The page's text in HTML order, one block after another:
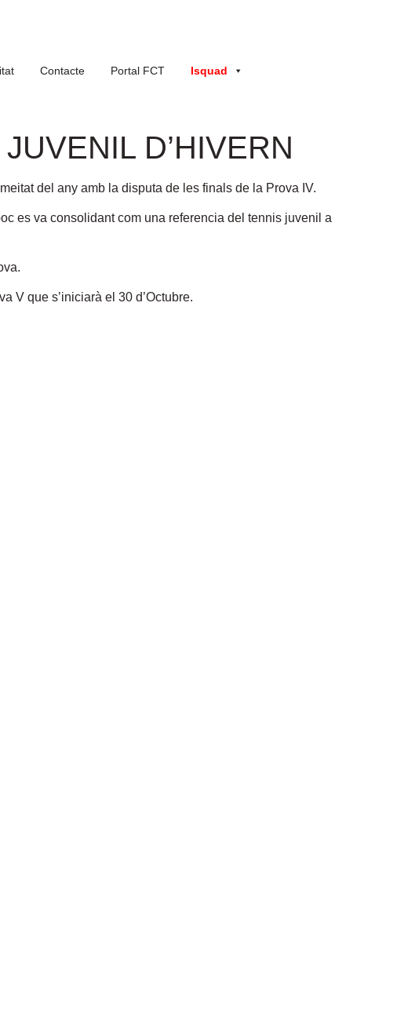
Contacte Portal FCT Isquad
D’HIVERN
del any amb la disputa de les finals de la Prova IV.
es va consolidant com una referencia del tennis juvenil a
V que s’iniciarà el 30 d’Octubre.